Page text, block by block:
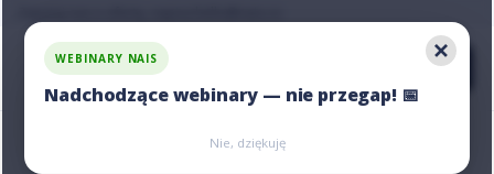
WEBINARY NAIS
Nadchodzące webinary — nie przegap! 📅
Zarejestruj się
Zarejestruj się
Nie, dziękuję